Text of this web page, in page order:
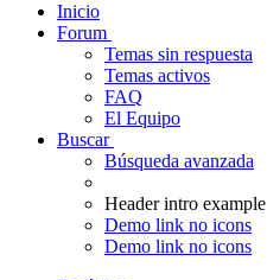
Inicio
Forum
Temas sin respuesta
Temas activos
FAQ
El Equipo
Buscar
Búsqueda avanzada
Header intro example
Demo link no icons
Demo link no icons